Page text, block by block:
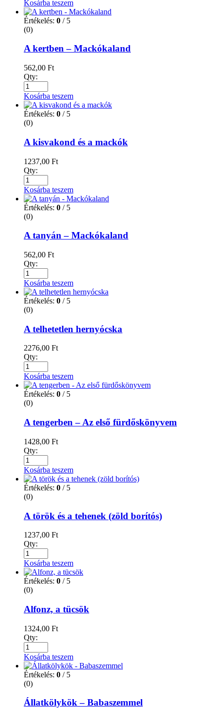
Kosárba teszem
Értékelés: 0 / 5
(0)
A kertben – Mackókaland
562,00 Ft
Qty:
Kosárba teszem
Értékelés: 0 / 5
(0)
A kisvakond és a mackók
1237,00 Ft
Qty:
Kosárba teszem
Értékelés: 0 / 5
(0)
A tanyán – Mackókaland
562,00 Ft
Qty:
Kosárba teszem
Értékelés: 0 / 5
(0)
A telhetetlen hernyócska
2276,00 Ft
Qty:
Kosárba teszem
Értékelés: 0 / 5
(0)
A tengerben – Az első fürdőskönyvem
1428,00 Ft
Qty:
Kosárba teszem
Értékelés: 0 / 5
(0)
A török és a tehenek (zöld borítós)
1237,00 Ft
Qty:
Kosárba teszem
Értékelés: 0 / 5
(0)
Alfonz, a tücsök
1324,00 Ft
Qty:
Kosárba teszem
Értékelés: 0 / 5
(0)
Állatkölykök – Babaszemmel